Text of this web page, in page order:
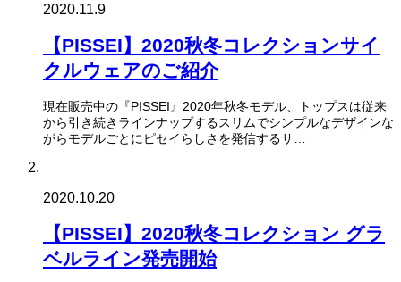
2020.11.9
【PISSEI】2020秋冬コレクションサイ
クルウェアのご紹介
現在販売中の『PISSEI』2020年秋冬モデル、トップスは従来
から引き続きラインナップするスリムでシンプルなデザインな
がらモデルごとにピセイらしさを発信するサ…
2020.10.20
【PISSEI】2020秋冬コレクション グラ
ベルライン発売開始